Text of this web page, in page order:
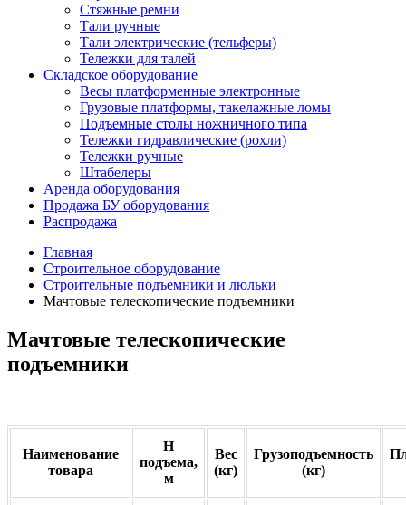
Стяжные ремни
Тали ручные
Тали электрические (тельферы)
Тележки для талей
Складское оборудование
Весы платформенные электронные
Грузовые платформы, такелажные ломы
Подъемные столы ножничного типа
Тележки гидравлические (рохли)
Тележки ручные
Штабелеры
Аренда оборудования
Продажа БУ оборудования
Распродажа
Главная
Строительное оборудование
Строительные подъемники и люльки
Мачтовые телескопические подъемники
Мачтовые телескопические
подъемники
Наименование
товара
H
подъема,
м
Вес
(кг)
Грузоподъемность
(кг)